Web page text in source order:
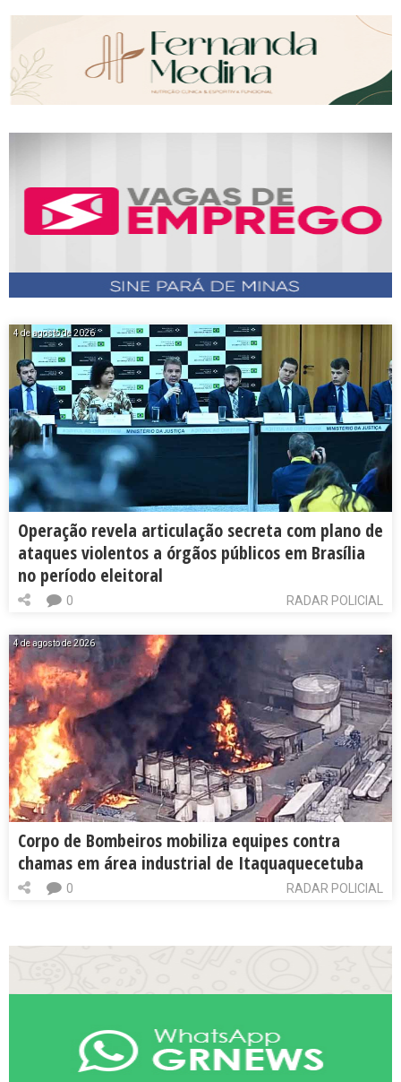
4 de agosto de 2026
Operação revela articulação secreta com plano de
ataques violentos a órgãos públicos em Brasília
no período eleitoral
RADAR POLICIAL
0
4 de agosto de 2026
Corpo de Bombeiros mobiliza equipes contra
chamas em área industrial de Itaquaquecetuba
RADAR POLICIAL
0